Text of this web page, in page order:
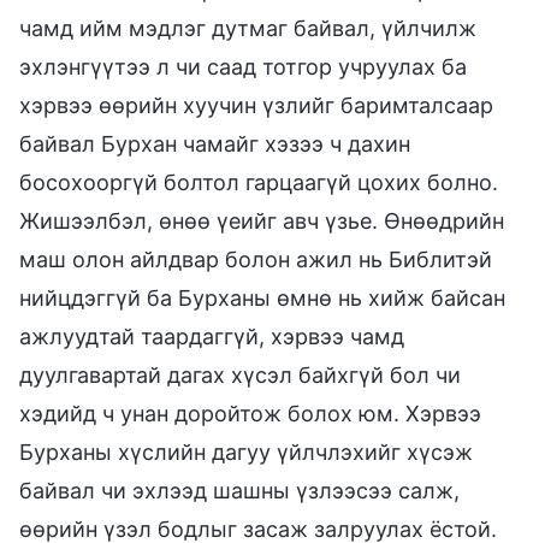
чамд ийм мэдлэг дутмаг байвал, үйлчилж
эхлэнгүүтээ л чи саад тотгор учруулах ба
хэрвээ өөрийн хуучин үзлийг баримталсаар
байвал Бурхан чамайг хэзээ ч дахин
босохооргүй болтол гарцаагүй цохих болно.
Жишээлбэл, өнөө үеийг авч үзье. Өнөөдрийн
маш олон айлдвар болон ажил нь Библитэй
нийцдэггүй ба Бурханы өмнө нь хийж байсан
ажлуудтай таардаггүй, хэрвээ чамд
дуулгавартай дагах хүсэл байхгүй бол чи
хэдийд ч унан доройтож болох юм. Хэрвээ
Бурханы хүслийн дагуу үйлчлэхийг хүсэж
байвал чи эхлээд шашны үзлээсээ салж,
өөрийн үзэл бодлыг засаж залруулах ёстой.